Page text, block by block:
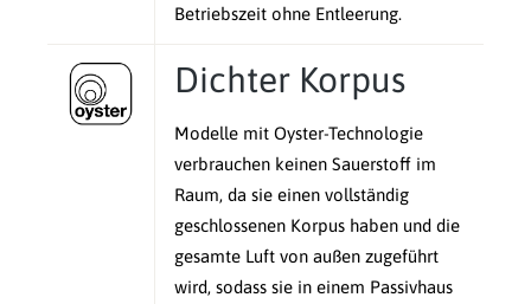
Betriebszeit ohne Entleerung.
Dichter Korpus
Modelle mit Oyster-Technologie
verbrauchen keinen Sauerstoff im
Raum, da sie einen vollständig
geschlossenen Korpus haben und die
gesamte Luft von außen zugeführt
wird, sodass sie in einem Passivhaus